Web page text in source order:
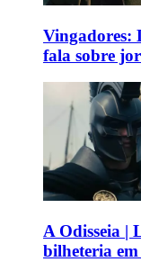
Vingadores:
fala sobre
A Odisseia |
bilheteria